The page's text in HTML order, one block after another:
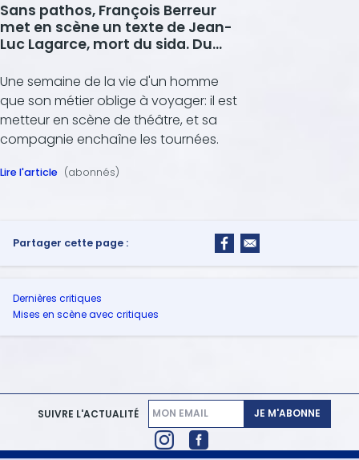
Sans pathos, François Berreur
met en scène un texte de Jean-
Luc Lagarce, mort du sida. Du
Une semaine de la vie d'un homme
que son métier oblige à voyager: il est
metteur en scène de théâtre, et sa
compagnie enchaîne les tournées.
Lire l'article (abonnés)
Partager cette page :
Dernières critiques
Mises en scène avec critiques
SUIVRE L'ACTUALITÉ JE M'ABONNE